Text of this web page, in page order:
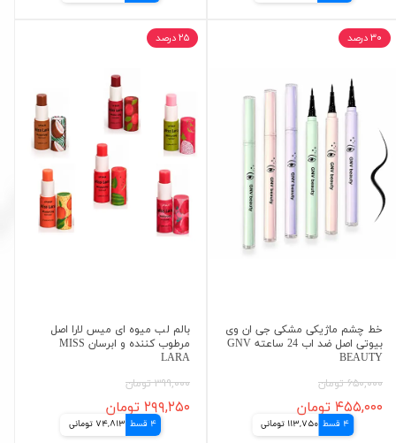
خط چشم ماژیکی مشکی جی ان وی
بیوتی اصل ضد اب 24 ساعته GNV
BEAUTY
۶۵۰,۰۰۰ تومان
۴۵۵,۰۰۰ تومان
4 قسط 113,750 تومانی
۳۰ درصد
بالم لب میوه ای میس لارا اصل
مرطوب کننده و ابرسان MISS
LARA
۳۹۹,۰۰۰ تومان
۲۹۹,۲۵۰ تومان
4 قسط 74,813 تومانی
۲۵ درصد